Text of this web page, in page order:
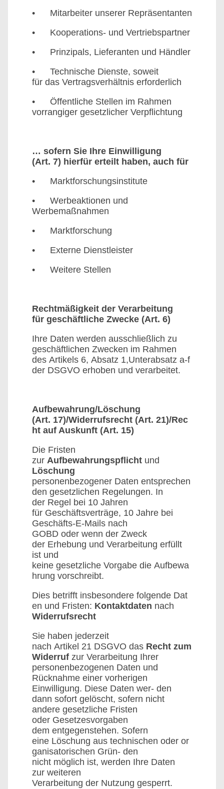
• Mitarbeiter unserer Repräsentanten
• Kooperations- und Vertriebspartner
• Prinzipals, Lieferanten und Händler
• Technische Dienste, soweit
für das Vertragsverhältnis erforderlich
• Öffentliche Stellen im Rahmen
vorrangiger gesetzlicher Verpflichtung
… sofern Sie Ihre Einwilligung
(Art. 7) hierfür erteilt haben, auch für
• Marktforschungsinstitute
• Werbeaktionen und
Werbemaßnahmen
• Marktforschung
• Externe Dienstleister
• Weitere Stellen
Rechtmäßigkeit der Verarbeitung
für geschäftliche Zwecke (Art. 6)
Ihre Daten werden ausschließlich zu
geschäftlichen Zwecken im Rahmen
des Artikels 6, Absatz 1,Unterabsatz a-f
der DSGVO erhoben und verarbeitet.
Aufbewahrung/Löschung
(Art. 17)/Widerrufsrecht (Art. 21)/Rec
ht auf Auskunft (Art. 15)
Die Fristen
zur Aufbewahrungspflicht und
Löschung
personenbezogener Daten entsprechen
den gesetzlichen Regelungen. In
der Regel bei 10 Jahren
für Geschäftsverträge, 10 Jahre bei
Geschäfts-E-Mails nach
GOBD oder wenn der Zweck
der Erhebung und Verarbeitung erfüllt
ist und
keine gesetzliche Vorgabe die Aufbewa
hrung vorschreibt.
Dies betrifft insbesondere folgende Dat
en und Fristen: Kontaktdaten nach
Widerrufsrecht
Sie haben jederzeit
nach Artikel 21 DSGVO das Recht zum
Widerruf zur Verarbeitung Ihrer
personenbezogenen Daten und
Rücknahme einer vorherigen
Einwilligung. Diese Daten wer- den
dann sofort gelöscht, sofern nicht
andere gesetzliche Fristen
oder Gesetzesvorgaben
dem entgegenstehen. Sofern
eine Löschung aus technischen oder or
ganisatorischen Grün- den
nicht möglich ist, werden Ihre Daten
zur weiteren
Verarbeitung der Nutzung gesperrt.